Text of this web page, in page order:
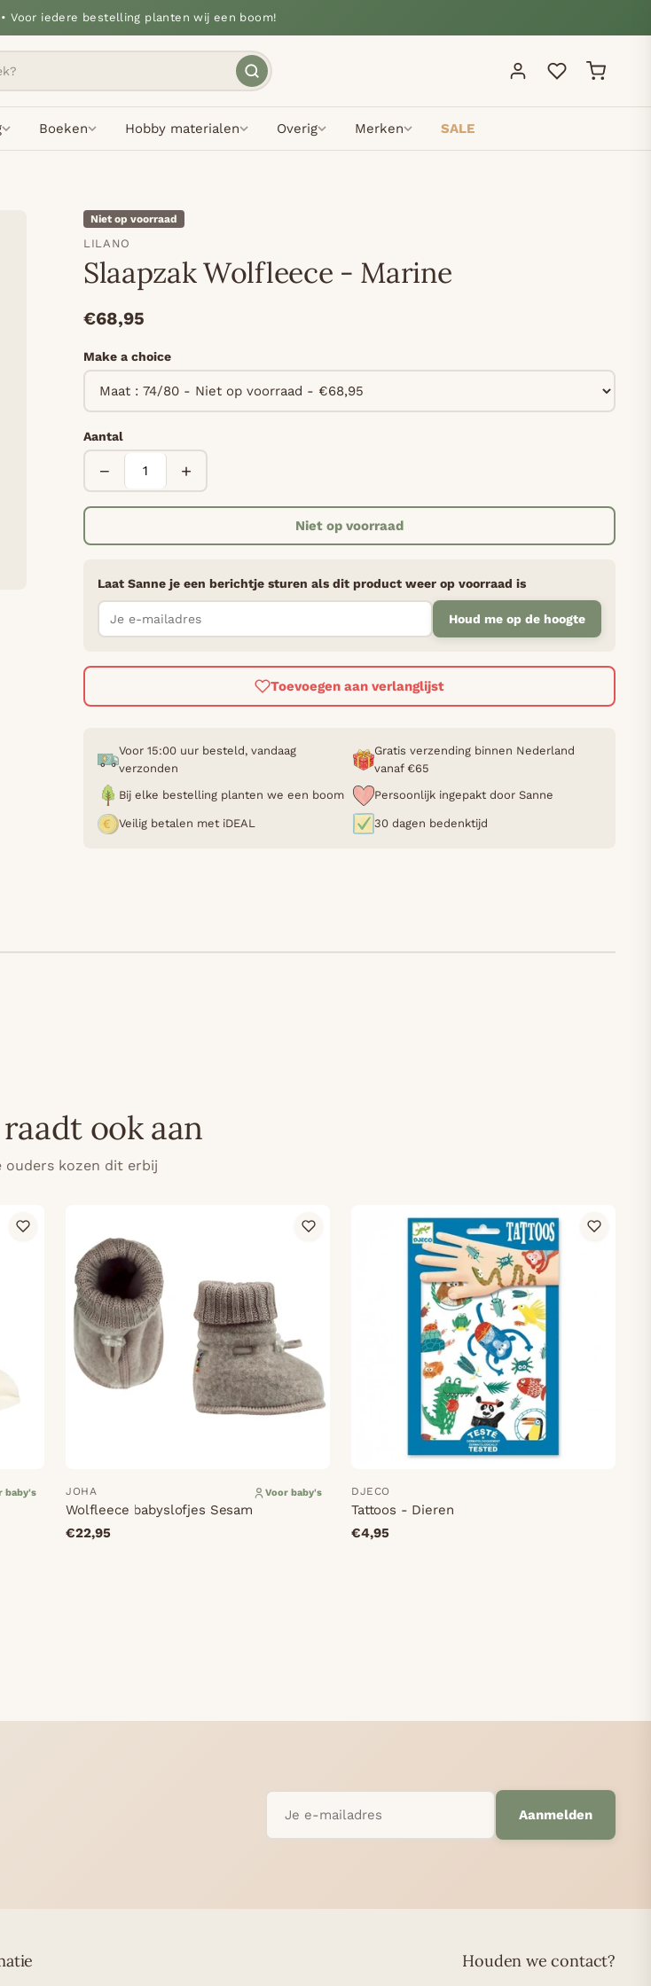
Voor iedere bestelling planten wij een boom!
Boeken Hobby materialen Overig Merken SALE
Niet op voorraad
LILANO
Slaapzak Wolfleece - Marine
€68,95
Make a choice
Aantal
− +
Niet op voorraad
Laat Sanne je een berichtje sturen als dit product weer op voorraad is
Houd me op de hoogte
Toevoegen aan verlanglijst
Voor 15:00 uur besteld, vandaag
verzonden
Gratis verzending binnen Nederland
vanaf €65
Bij elke bestelling planten we een boom
Persoonlijk ingepakt door Sanne
Veilig betalen met iDEAL 30 dagen bedenktijd
ook aan
ouders kozen dit erbij
baby's JOHA Voor baby's
Wolfleece babyslofjes Sesam
€22,95
DJECO
Tattoos - Dieren
€4,95
Aanmelden
Houden we contact?